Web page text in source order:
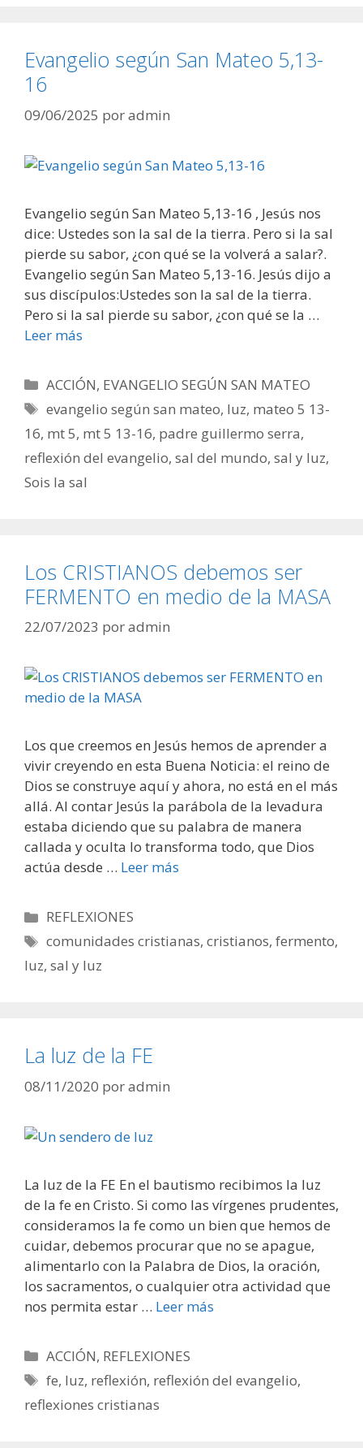
Evangelio según San Mateo 5,13-
16
09/06/2025 poradmin
Evangelio según San Mateo 5,13-16 , Jesús nos
dice: Ustedes son la sal de la tierra. Pero si la sal
pierde su sabor, ¿con qué se la volverá a salar?.
Evangelio según San Mateo 5,13-16. Jesús dijo a
sus discípulos:Ustedes son la sal de la tierra.
Pero si la sal pierde su sabor, ¿con qué se la …
Leer más
Categorías
ACCIÓN, EVANGELIO SEGÚN SAN MATEO
Etiquetas
evangelio según san mateo, luz, mateo 5 13-
16, mt 5, mt 5 13-16, padre guillermo serra,
reflexión del evangelio, sal del mundo, sal y luz,
Sois la sal
Los CRISTIANOS debemos ser
FERMENTO en medio de la MASA
22/07/2023 poradmin
Los que creemos en Jesús hemos de aprender a
vivir creyendo en esta Buena Noticia: el reino de
Dios se construye aquí y ahora, no está en el más
allá. Al contar Jesús la parábola de la levadura
estaba diciendo que su palabra de manera
callada y oculta lo transforma todo, que Dios
actúa desde … Leer más
Categorías
REFLEXIONES
Etiquetas
comunidades cristianas,cristianos,fermento,
luz, sal y luz
La luz de la FE
08/11/2020 poradmin
La luz de la FE En el bautismo recibimos la luz
de la fe en Cristo. Si como las vírgenes prudentes,
consideramos la fe como un bien que hemos de
cuidar, debemos procurar que no se apague,
alimentarlo con la Palabra de Dios, la oración,
los sacramentos, o cualquier otra actividad que
nos permita estar … Leer más
Categorías
ACCIÓN, REFLEXIONES
Etiquetas
fe, luz, reflexión, reflexión del evangelio,
reflexiones cristianas